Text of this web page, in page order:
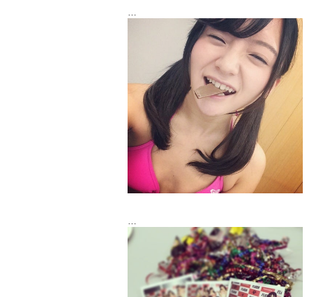
キットカットもぱくりっ。
終了後はチェキ一枚一枚愛を込めてメッセ
ージ書いたので
届くの楽しみにしてて下さい♪